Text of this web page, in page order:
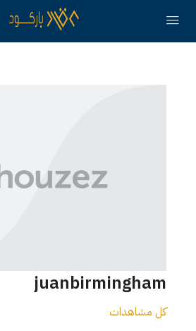
juanbirmingham
كل مشاهدات